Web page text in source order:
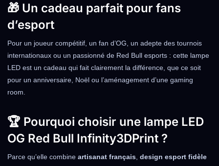
🎁 Un cadeau parfait pour fans
d’esport
Pour un joueur compétitif, un fan d’OG, un adepte des tournois
internationaux ou un passionné de Red Bull esports : cette lampe
LED est un cadeau qui fait clairement la différence, que ce soit
pour un anniversaire, Noël ou l’aménagement d’une gaming
room.
🏆 Pourquoi choisir une lampe LED
OG Red Bull Infinity3DPrint ?
Parce qu’elle combine artisanat français design esport fidèle